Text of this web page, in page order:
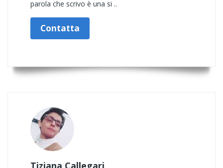
parola che scrivo è una si ..
Contatta
Tiziana Callegari